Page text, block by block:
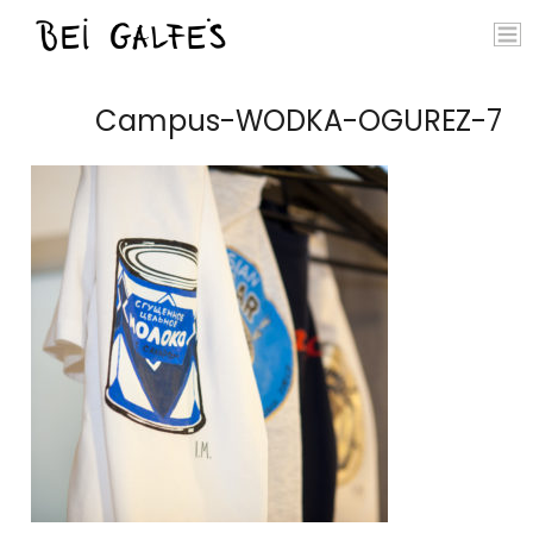
Campus-WODKA-OGUREZ-7